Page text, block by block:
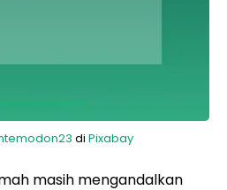
di Pixabay
masih mengandalkan